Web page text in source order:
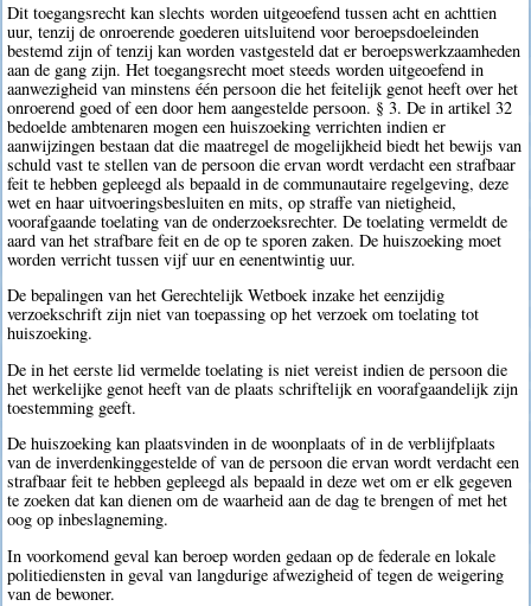
Dit toegangsrecht kan slechts worden uitgeoefend tussen acht en achttien
uur, tenzij de onroerende goederen uitsluitend voor beroepsdoeleinden
bestemd zijn of tenzij kan worden vastgesteld dat er beroepswerkzaamheden
aan de gang zijn. Het toegangsrecht moet steeds worden uitgeoefend in
aanwezigheid van minstens één persoon die het feitelijk genot heeft over het
onroerend goed of een door hem aangestelde persoon. § 3. De in artikel 32
bedoelde ambtenaren mogen een huiszoeking verrichten indien er
aanwijzingen bestaan dat die maatregel de mogelijkheid biedt het bewijs van
schuld vast te stellen van de persoon die ervan wordt verdacht een strafbaar
feit te hebben gepleegd als bepaald in de communautaire regelgeving, deze
wet en haar uitvoeringsbesluiten en mits, op straffe van nietigheid,
voorafgaande toelating van de onderzoeksrechter. De toelating vermeldt de
aard van het strafbare feit en de op te sporen zaken. De huiszoeking moet
worden verricht tussen vijf uur en eenentwintig uur.
De bepalingen van het Gerechtelijk Wetboek inzake het eenzijdig
verzoekschrift zijn niet van toepassing op het verzoek om toelating tot
huiszoeking.
De in het eerste lid vermelde toelating is niet vereist indien de persoon die
het werkelijke genot heeft van de plaats schriftelijk en voorafgaandelijk zijn
toestemming geeft.
De huiszoeking kan plaatsvinden in de woonplaats of in de verblijfplaats
van de inverdenkinggestelde of van de persoon die ervan wordt verdacht een
strafbaar feit te hebben gepleegd als bepaald in deze wet om er elk gegeven
te zoeken dat kan dienen om de waarheid aan de dag te brengen of met het
oog op inbeslagneming.
In voorkomend geval kan beroep worden gedaan op de federale en lokale
politiediensten in geval van langdurige afwezigheid of tegen de weigering
van de bewoner.